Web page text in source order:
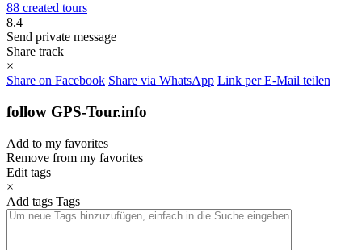
88 created tours
8.4
Send private message
Share track
×
Share on Facebook Share via WhatsApp Link per E-Mail teilen
follow GPS-Tour.info
Add to my favorites
Remove from my favorites
Edit tags
×
Add tags Tags